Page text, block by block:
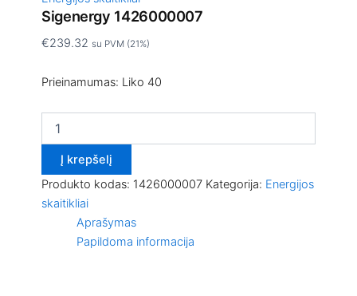
Sigenergy 1426000007
€239.32 su PVM (21%)
Prieinamumas: Liko 40
Į krepšelį
Produkto kodas: 1426000007 Kategorija: Energijos
skaitikliai
Aprašymas
Papildoma informacija